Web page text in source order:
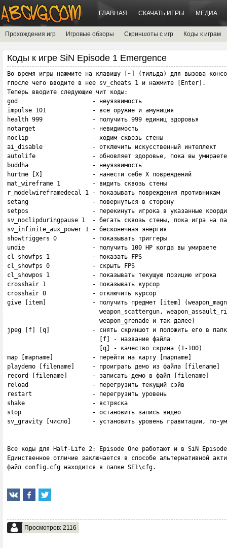
ГЛАВНАЯ СКАЧАТЬ ИГРЫ МЕДИА
Прохождения игр Игровые обзоры Скриншоты с игр Коды к играм
Коды к игре SiN Episode 1 Emergence
Во время игры нажмите на клавишу [~] (тильда) для вызова
гпосле чего вводите в нее sv_cheats 1 и нажмите [Enter].
Теперь вводите следующие чит коды:
god                     - неуязвимость
impulse 101             - все оружие и амуниция
health 999              - получить 999 единиц здоровья
notarget                - невидимость
noclip                  - ходим сквозь стены
ai_disable              - отключить искусственный интеллект
autolife                - обновляет здоровье, пока вы
buddha                  - неуязвимость
hurtme [Х]              - нанести себе Х повреждений
mat_wireframe 1         - видить сквозь стены
r_modelwireframedecal 1 - показывать повреждения противникам
setang                  - повернуться в сторону
setpos                  - перекинуть игрока в указанные
sv_noclipduringpause 1  - бегать сквозь стены, пока игра на
sv_infinite_aux_power 1 - бесконечная энергия
showtriggers 0          - показывать триггеры
undie                   - получить 100 HP когда вы умираете
cl_showfps 1            - показать FPS
cl_showfps 0            - скрыть FPS
cl_showpos 1            - показывать текущую позицию игрока
crosshair 1             - показывать курсор
crosshair 0             - отключить курсор
give [item]             - получить предмет [item]
weapon_scattergun,
                          weapon_grenade и так далее)
jpeg [f] [q]            - снять скриншот и положить его в
                          [f] - название файла
                          [q] - качество скрина (1-100)
map [mapname]           - перейти на карту [mapname]
playdemo [filename]     - проиграть демо из файла [filename]
record [filename]       - записать демо в файл [filename]
reload                  - перегрузить текущий сэйв
restart                 - перегрузить уровень
shake                   - встряска
stop                    - остановить запись видео
sv_gravity [число]      - установить уровень гравитации, по-
Все коды для Half-Life 2: Episode One работают и в SiN
Единственное отличие заключается в способе альтернативной
файл config.cfg находится в папке SE1\cfg.
Просмотров: 2116